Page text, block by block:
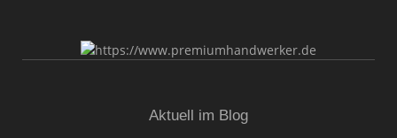
Aktuell im Blog